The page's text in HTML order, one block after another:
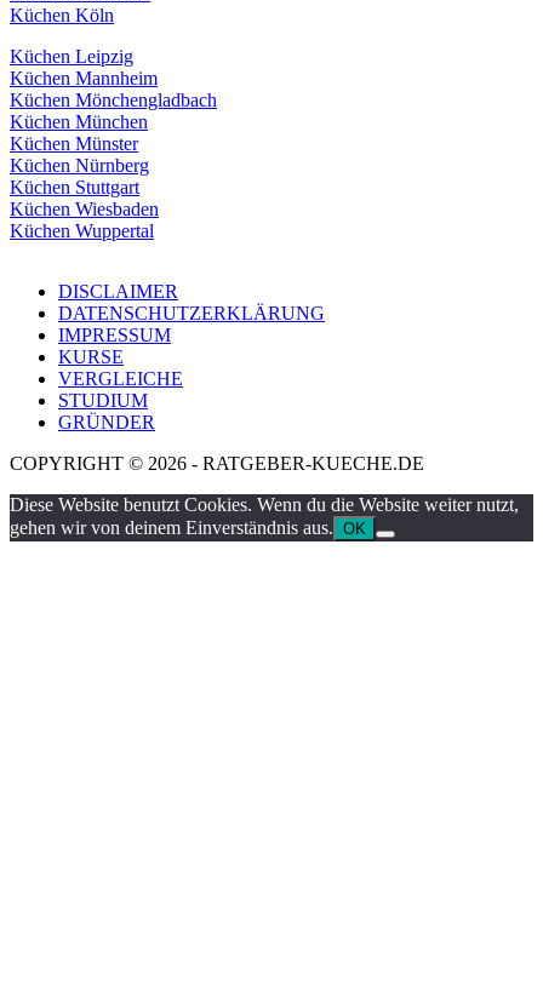
Küchen Köln
Küchen Leipzig
Küchen Mannheim
Küchen Mönchengladbach
Küchen München
Küchen Münster
Küchen Nürnberg
Küchen Stuttgart
Küchen Wiesbaden
Küchen Wuppertal
DISCLAIMER
DATENSCHUTZERKLÄRUNG
IMPRESSUM
KURSE
VERGLEICHE
STUDIUM
GRÜNDER
COPYRIGHT © 2026 - RATGEBER-KUECHE.DE
Diese Website benutzt Cookies. Wenn du die Website weiter nutzt,
gehen wir von deinem Einverständnis aus. OK